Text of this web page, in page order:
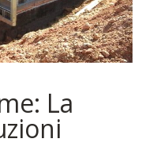
La